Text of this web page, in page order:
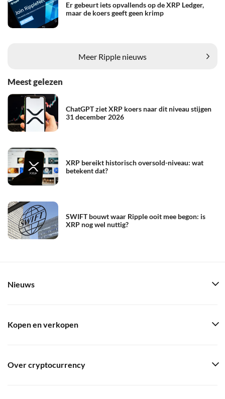
Er gebeurt iets opvallends op de XRP Ledger,
maar de koers geeft geen krimp
Meer Ripple nieuws
Meest gelezen
ChatGPT ziet XRP koers naar dit niveau stijgen
31 december 2026
XRP bereikt historisch oversold-niveau: wat
betekent dat?
SWIFT bouwt waar Ripple ooit mee begon: is
XRP nog wel nuttig?
Nieuws
Kopen en verkopen
Over cryptocurrency